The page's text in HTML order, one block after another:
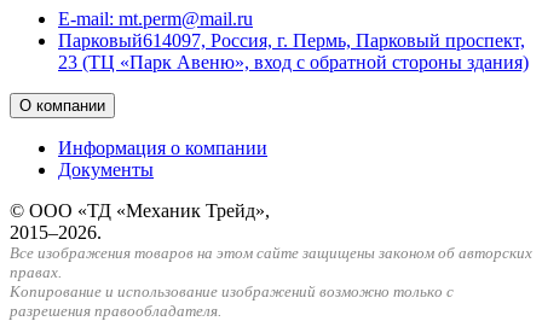
E-mail: mt.perm@mail.ru
Парковый614097, Россия, г. Пермь, Парковый проспект,
23 (ТЦ «Парк Авеню», вход с обратной стороны здания)
О компании
Информация о компании
Документы
© ООО «ТД «Механик Трейд»,
2015–2026.
Все изображения товаров на этом сайте защищены законом об авторских
правах.
Копирование и использование изображений возможно только с
разрешения правообладателя.